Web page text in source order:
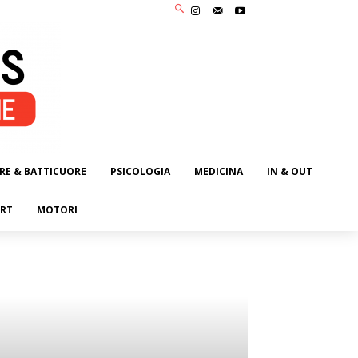
& BATTICUORE PSICOLOGIA MEDICINA IN & OUT
MOTORI